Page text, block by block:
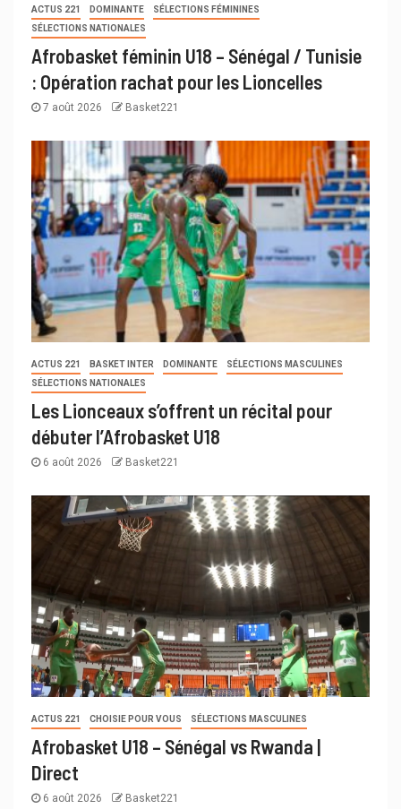
ACTUS 221 DOMINANTE
SÉLECTIONS FÉMININES
SÉLECTIONS NATIONALES
Afrobasket féminin U18 – Sénégal / Tunisie
: Opération rachat pour les Lioncelles
7 août 2026 Basket221
ACTUS 221 BASKET INTER DOMINANTE
SÉLECTIONS MASCULINES
SÉLECTIONS NATIONALES
Les Lionceaux s’offrent un récital pour
débuter l’Afrobasket U18
6 août 2026 Basket221
ACTUS 221 CHOISIE POUR VOUS SÉLECTIONS MASCULINES
Afrobasket U18 – Sénégal vs Rwanda |
Direct
6 août 2026 Basket221